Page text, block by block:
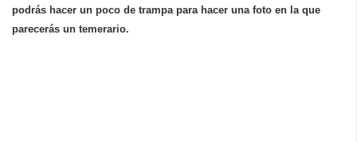
podrás hacer un poco de trampa para hacer una foto en la que
parecerás un temerario.